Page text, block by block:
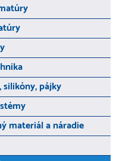
silikóny, pájky
materiál a náradie